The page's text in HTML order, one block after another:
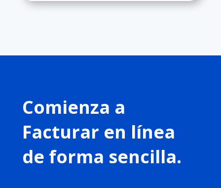
Comienza a
Facturar en línea
de forma sencilla.